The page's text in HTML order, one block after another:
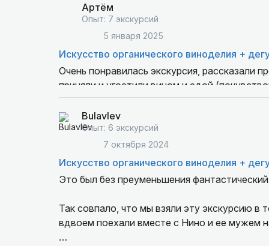
Артём
Опыт: 7 экскурсий
5 января 2025
Искусство органического виноделия +
Очень понравилась экскурсия, рассказали
приняли и угостили вином и едой
впечатления остались замечательные,
Bulavlev
Опыт: 6 экскурсий
7 октября 2024
Искусство органического виноделия +
Это был без преуменьшения
Так совпало, что мы взяли эту экскурсию
вдвоем поехали вместе с Нино и ее мужем